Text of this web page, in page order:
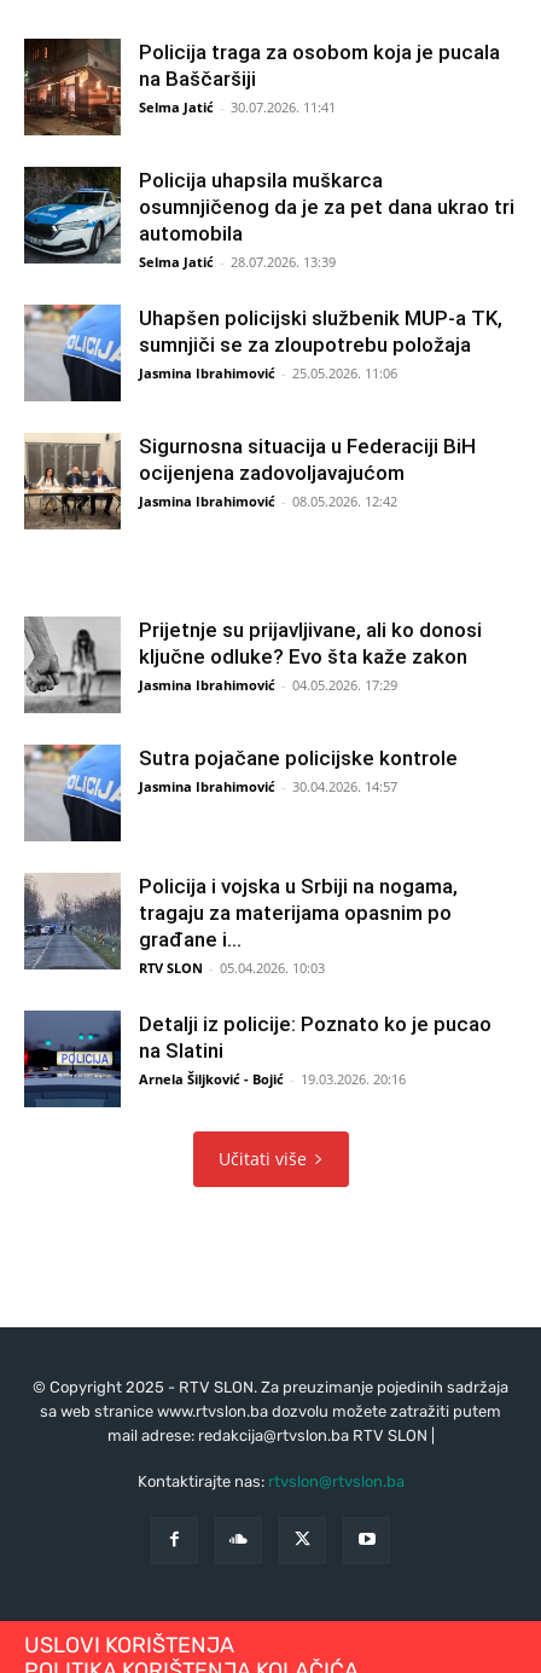
Policija traga za osobom koja je pucala
na Baščaršiji
Selma Jatić - 30.07.2026. 11:41
Policija uhapsila muškarca
osumnjičenog da je za pet dana ukrao tri
automobila
Selma Jatić - 28.07.2026. 13:39
Uhapšen policijski službenik MUP-a TK,
sumnjiči se za zloupotrebu položaja
Jasmina Ibrahimović - 25.05.2026. 11:06
Sigurnosna situacija u Federaciji BiH
ocijenjena zadovoljavajućom
Jasmina Ibrahimović - 08.05.2026. 12:42
Prijetnje su prijavljivane, ali ko donosi
ključne odluke? Evo šta kaže zakon
Jasmina Ibrahimović - 04.05.2026. 17:29
Sutra pojačane policijske kontrole
Jasmina Ibrahimović - 30.04.2026. 14:57
Policija i vojska u Srbiji na nogama,
tragaju za materijama opasnim po
građane i...
RTV SLON - 05.04.2026. 10:03
Detalji iz policije: Poznato ko je pucao
na Slatini
Arnela Šiljković - Bojić - 19.03.2026. 20:16
Učitati više
© Copyright 2025 - RTV SLON. Za preuzimanje pojedinih sadržaja
sa web stranice www.rtvslon.ba dozvolu možete zatražiti putem
mail adrese: redakcija@rtvslon.baRTV SLON |
Kontaktirajte nas: rtvslon@rtvslon.ba
USLOVI KORIŠTENJA